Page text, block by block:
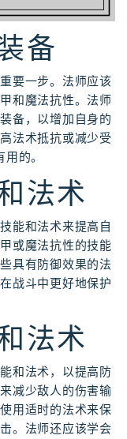
备
要一步。法师应该
和魔法抗性。法师
备，以增加自身的
法术抵抗或减少受
的。
法术
能和法术来提高自
或魔法抗性的技能
具有防御效果的法
战斗中更好地保护
法术
和法术，以提高防
减少敌人的伤害输
用适时的法术来保
。法师还应该学会